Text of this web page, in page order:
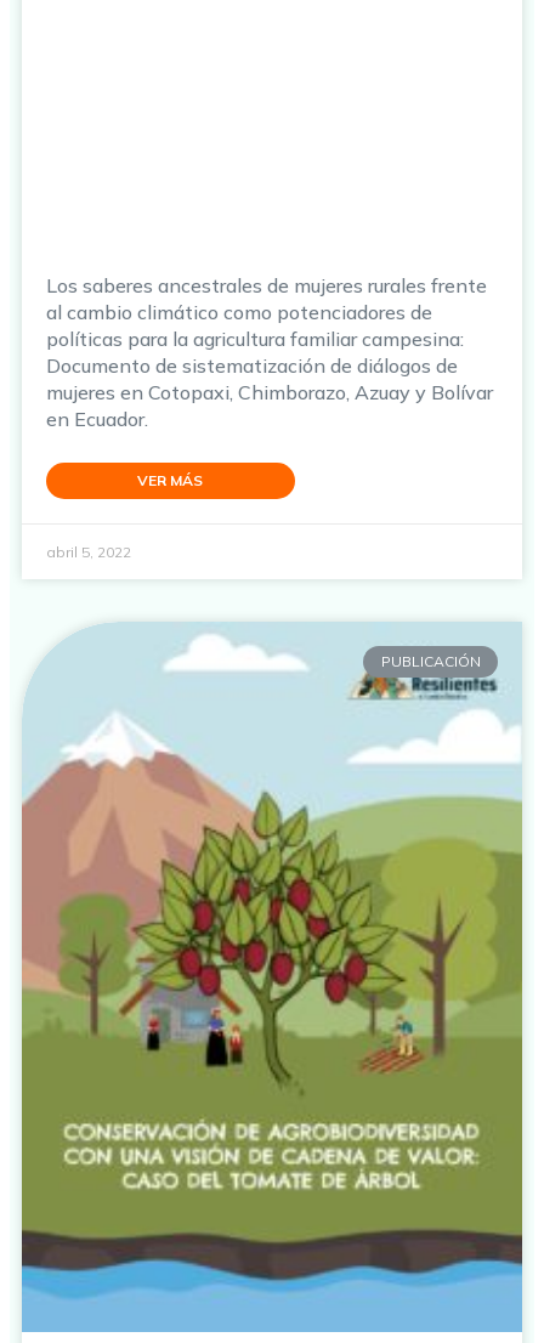
Los saberes ancestrales de mujeres rurales frente
al cambio climático como potenciadores de
políticas para la agricultura familiar campesina:
Documento de sistematización de diálogos de
mujeres en Cotopaxi, Chimborazo, Azuay y Bolívar
en Ecuador.
VER MÁS
abril 5, 2022
PUBLICACIÓN